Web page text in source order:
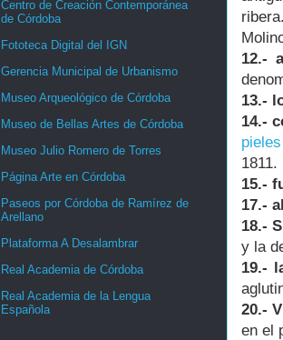
12.-
13.-
14.-
pieles
1811.
15.-
17.-
18.-
y la
19.-
20.-
en el
Centro de Creación Contemporánea
de Córdoba
Fototeca Digital del IGN
Gerencia Municipal de Urbanismo
Museo Arqueológico de Córdoba
Museo de Bellas Artes de Córdoba
Museo Julio Romero de Torres
Página Arte en Córdoba
Paseos por Córdoba de Ramírez de
Arellano
Plataforma A Desalambrar
Real Academia de Córdoba
Real Academia de la Lengua
Española